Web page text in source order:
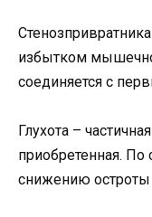
избытком
соединяется с
Глухота –
приобретенная. По
снижению остроты